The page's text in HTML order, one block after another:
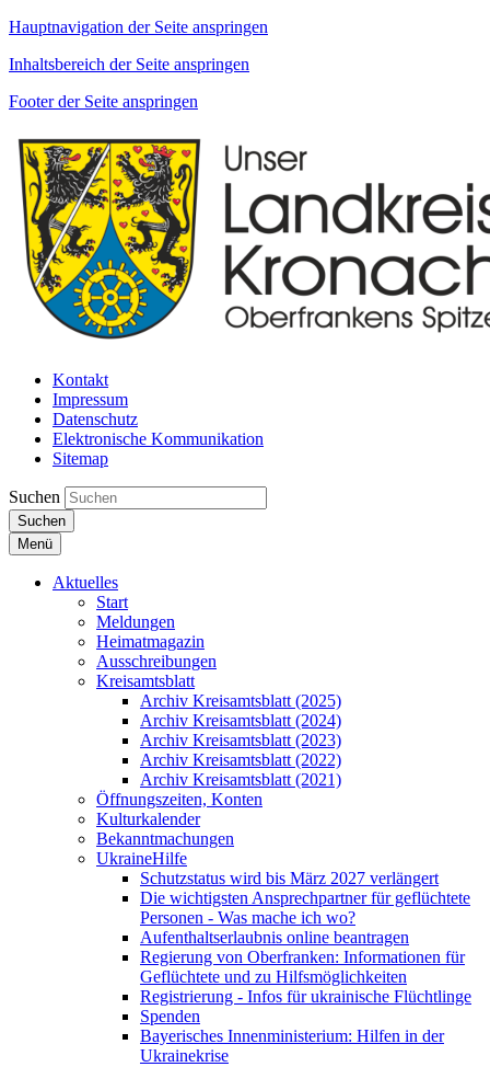
Hauptnavigation der Seite anspringen
Inhaltsbereich der Seite anspringen
Footer der Seite anspringen
Kontakt
Impressum
Datenschutz
Elektronische Kommunikation
Sitemap
Suchen
Suchen
Menü
Aktuelles
Start
Meldungen
Heimatmagazin
Ausschreibungen
Kreisamtsblatt
Archiv Kreisamtsblatt (2025)
Archiv Kreisamtsblatt (2024)
Archiv Kreisamtsblatt (2023)
Archiv Kreisamtsblatt (2022)
Archiv Kreisamtsblatt (2021)
Öffnungszeiten, Konten
Kulturkalender
Bekanntmachungen
UkraineHilfe
Schutzstatus wird bis März 2027 verlängert
Die wichtigsten Ansprechpartner für geflüchtete
Personen - Was mache ich wo?
Aufenthaltserlaubnis online beantragen
Regierung von Oberfranken: Informationen für
Geflüchtete und zu Hilfsmöglichkeiten
Registrierung - Infos für ukrainische Flüchtlinge
Spenden
Bayerisches Innenministerium: Hilfen in der
Ukrainekrise